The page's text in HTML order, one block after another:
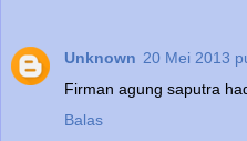
Unknown 20 Mei 2013
Firman agung saputra
Balas